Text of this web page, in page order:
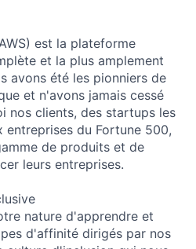
est la plateforme
et la plus amplement
avons été les pionniers de
et n'avons jamais cessé
nos clients, des startups les
entreprises du Fortune 500,
de produits et de
leurs entreprises.
nature d'apprendre et
d'affinité dirigés par nos